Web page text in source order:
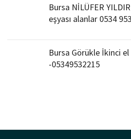
Bursa NİLÜFER
eşyası alanlar 0534
Bursa Görükle İkinci
-05349532215